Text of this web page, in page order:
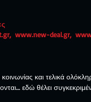
www.new-deal.gr,
και τελικά
εδώ θέλει